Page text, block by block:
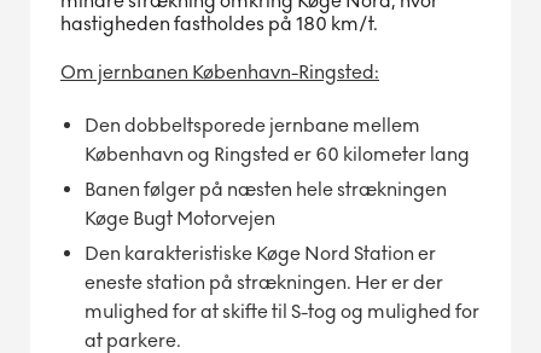
hastigheden fastholdes på 180 km/t.
Om jernbanen København-Ringsted:
Den dobbeltsporede jernbane mellem
København og Ringsted er 60 kilometer lang
Banen følger på næsten hele strækningen
Køge Bugt Motorvejen
Den karakteristiske Køge Nord Station er
eneste station på strækningen. Her er der
mulighed for at skifte til S-tog og mulighed for
at parkere.